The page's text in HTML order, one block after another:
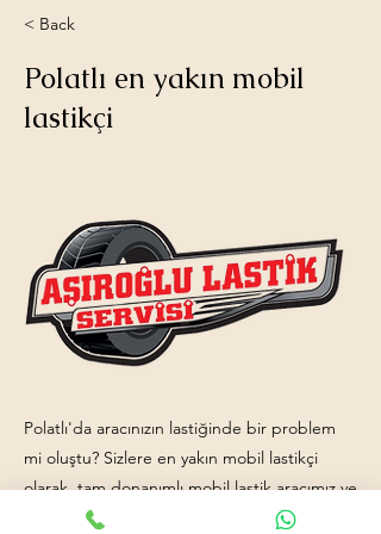
< Back
Polatlı en yakın mobil
lastikçi
Polatlı'da aracınızın lastiğinde bir problem
mi oluştu? Sizlere en yakın mobil lastikçi
olarak, tam donanımlı mobil lastik aracımız ve
işinde uzman ekip arkadaşlarımızla